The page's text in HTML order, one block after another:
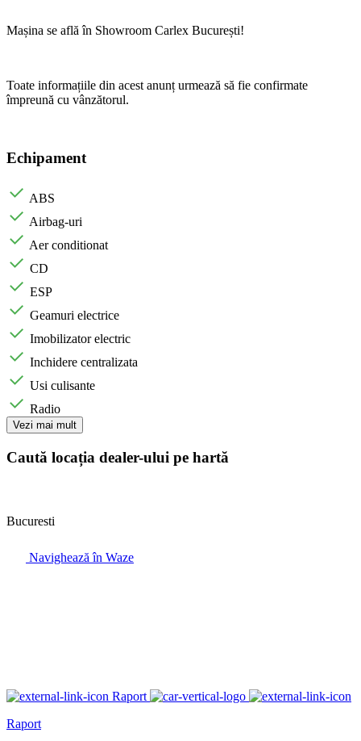
Mașina se află în Showroom Carlex București!
Toate informațiile din acest anunț urmează să fie confirmate
împreună cu vânzătorul.
Echipament
ABS
Airbag-uri
Aer conditionat
CD
ESP
Geamuri electrice
Imobilizator electric
Inchidere centralizata
Usi culisante
Radio
Vezi mai mult
Caută locația dealer-ului pe hartă
Bucuresti
Navighează în Waze
Raport
Raport